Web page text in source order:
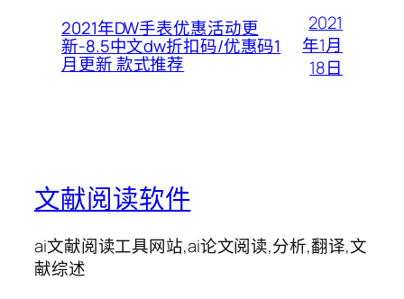
2021年DW手表优惠活动更
新-8.5中文dw折扣码/优惠码1
月更新 款式推荐
2021
年1月
18日
文献阅读软件
ai文献阅读工具网站,ai论文阅读,分析,翻译,文
献综述